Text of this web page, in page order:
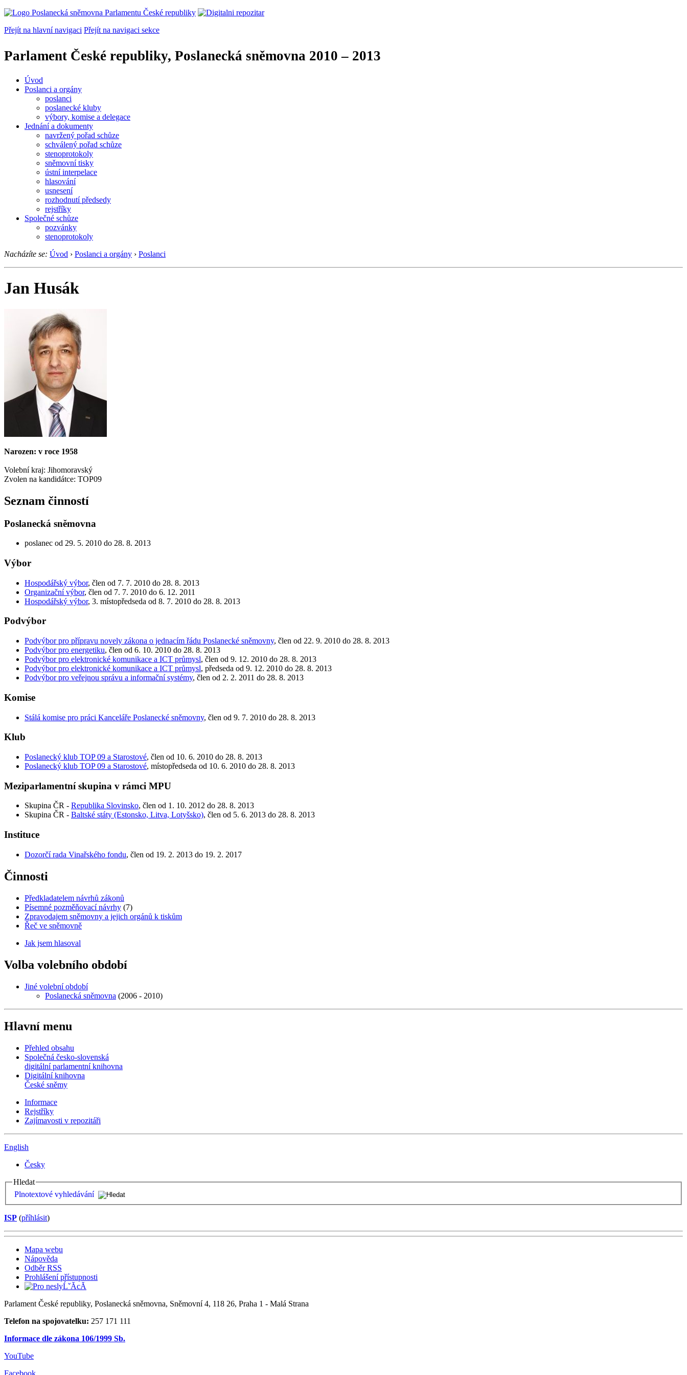
Přejít na hlavní navigaci Přejít na navigaci sekce
Parlament České republiky, Poslanecká sněmovna 2010 – 2013
Úvod
Poslanci a orgány
poslanci
poslanecké kluby
výbory, komise a delegace
Jednání a dokumenty
navržený pořad schůze
schválený pořad schůze
stenoprotokoly
sněmovní tisky
ústní interpelace
hlasování
usnesení
rozhodnutí předsedy
rejstříky
Společné schůze
pozvánky
stenoprotokoly
Nacházíte se: Úvod › Poslanci a orgány › Poslanci
Jan Husák
Narozen: v roce 1958
Volební kraj: Jihomoravský
Zvolen na kandidátce: TOP09
Seznam činností
Poslanecká sněmovna
poslanec od 29. 5. 2010 do 28. 8. 2013
Výbor
Hospodářský výbor, člen od 7. 7. 2010 do 28. 8. 2013
Organizační výbor, člen od 7. 7. 2010 do 6. 12. 2011
Hospodářský výbor, 3. místopředseda od 8. 7. 2010 do 28. 8. 2013
Podvýbor
Podvýbor pro přípravu novely zákona o jednacím řádu Poslanecké sněmovny, člen od 22. 9. 2010 do 28. 8. 2013
Podvýbor pro energetiku, člen od 6. 10. 2010 do 28. 8. 2013
Podvýbor pro elektronické komunikace a ICT průmysl, člen od 9. 12. 2010 do 28. 8. 2013
Podvýbor pro elektronické komunikace a ICT průmysl, předseda od 9. 12. 2010 do 28. 8. 2013
Podvýbor pro veřejnou správu a informační systémy, člen od 2. 2. 2011 do 28. 8. 2013
Komise
Stálá komise pro práci Kanceláře Poslanecké sněmovny, člen od 9. 7. 2010 do 28. 8. 2013
Klub
Poslanecký klub TOP 09 a Starostové, člen od 10. 6. 2010 do 28. 8. 2013
Poslanecký klub TOP 09 a Starostové, místopředseda od 10. 6. 2010 do 28. 8. 2013
Meziparlamentní skupina v rámci MPU
Skupina ČR - Republika Slovinsko, člen od 1. 10. 2012 do 28. 8. 2013
Skupina ČR - Baltské státy (Estonsko, Litva, Lotyšsko), člen od 5. 6. 2013 do 28. 8. 2013
Instituce
Dozorčí rada Vinařského fondu, člen od 19. 2. 2013 do 19. 2. 2017
Činnosti
Předkladatelem návrhů zákonů
Písemné pozměňovací návrhy (7)
Zpravodajem sněmovny a jejich orgánů k tiskům
Řeč ve sněmovně
Jak jsem hlasoval
Volba volebního období
Jiné volební období
Poslanecká sněmovna (2006 - 2010)
Hlavní menu
Přehled obsahu
Společná česko-slovenská
digitální parlamentní knihovna
Digitální knihovna
České sněmy
Informace
Rejstříky
Zajímavosti v repozitáři
English
Česky
Hledat
Plnotextové vyhledávání
ISP (příhlásit)
Mapa webu
Nápověda
Odběr RSS
Prohlášení přístupnosti
Parlament České republiky, Poslanecká sněmovna, Sněmovní 4, 118 26, Praha 1 - Malá Strana
Telefon na spojovatelku: 257 171 111
Informace dle zákona 106/1999 Sb.
YouTube
Facebook